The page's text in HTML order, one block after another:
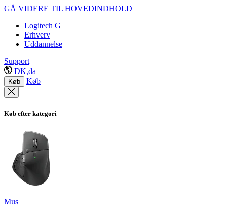
GÅ VIDERE TIL HOVEDINDHOLD
Logitech G
Erhverv
Uddannelse
Support
DK,da
Køb Køb
Køb efter kategori
Mus